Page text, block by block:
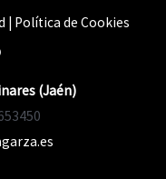
| Política de Cookies
(Jaén)